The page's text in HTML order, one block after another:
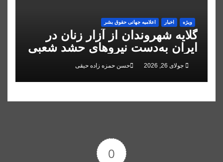
ویژه اخبار اعلاميه جهانی حقوق بشر
گلایه شهروندان از آزار زنان در
ایران به‌دست نیروهای حشد شعبی
جولای 26, 2026 حسن حمزه زاده حیقی
0